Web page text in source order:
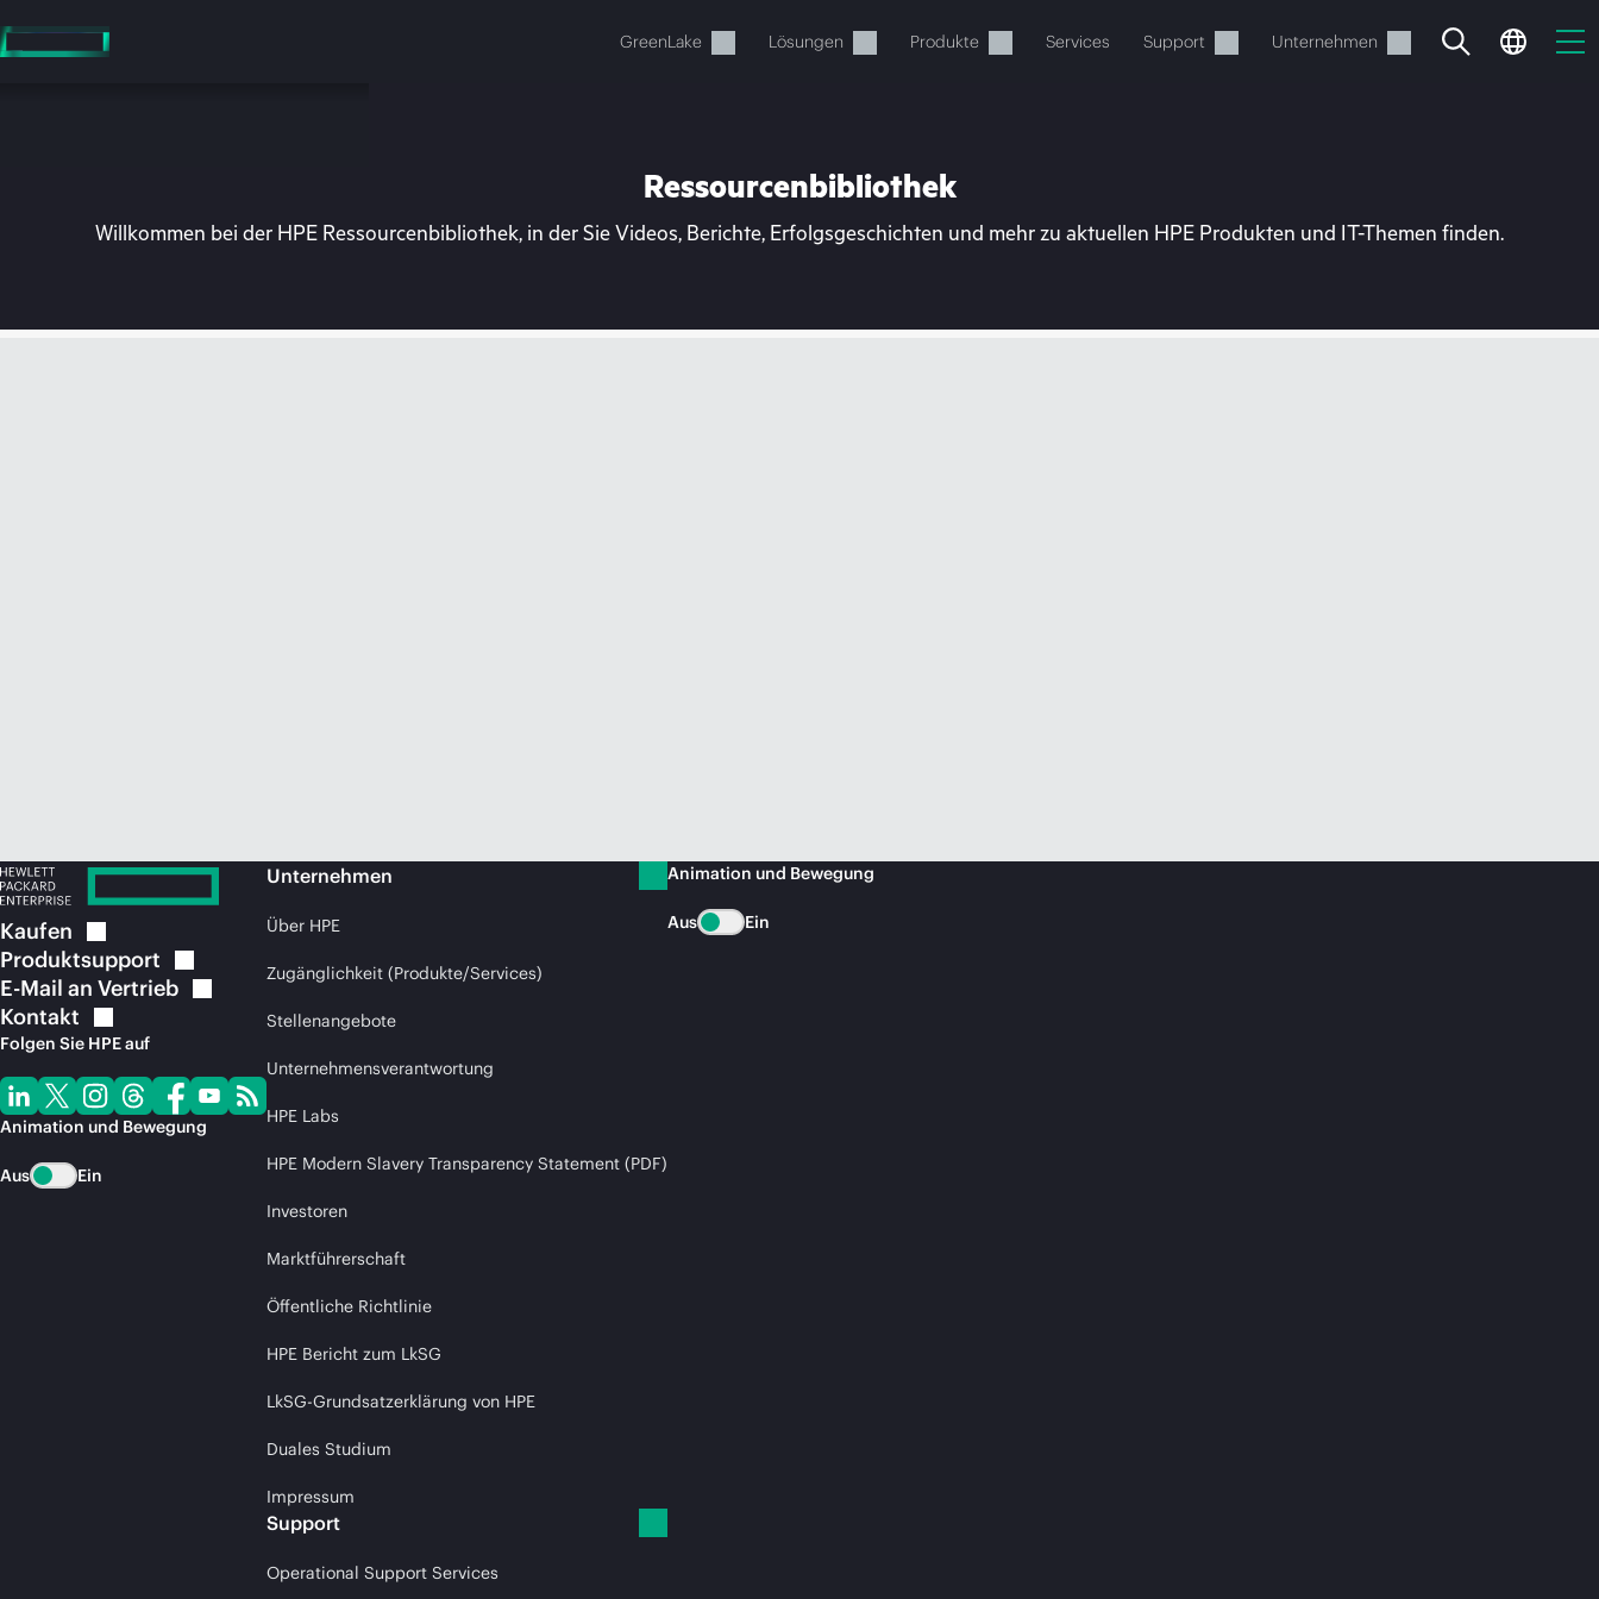
Hauptinhalt
wechseln
GreenLake Lösungen Produkte Services Support Unternehmen
Ihr Warenkorb ist aktuell leer
Ressourcenbibliothek
Willkommen bei der HPE Ressourcenbibliothek, in der Sie Videos, Berichte, Erfolgsgeschichten und mehr zu aktuellen HPE Produkten und IT-Themen finden.
Kaufen
Produktsupport
E-Mail an Vertrieb
Kontakt
Folgen Sie HPE auf
Animation und Bewegung
Aus Ein
Unternehmen
Über HPE
Zugänglichkeit (Produkte/Services)
Stellenangebote
Unternehmensverantwortung
HPE Labs
HPE Modern Slavery Transparency Statement (PDF)
Investoren
Marktführerschaft
Öffentliche Richtlinie
HPE Bericht zum LkSG
LkSG-Grundsatzerklärung von HPE
Duales Studium
Impressum
Support
Operational Support Services
Animation und Bewegung
Aus Ein